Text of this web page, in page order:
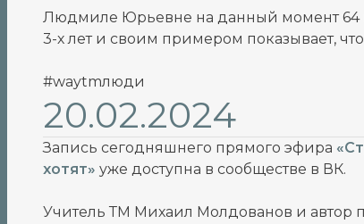
Людмиле Юрьевне на данный момент 64
3-х лет и своим примером показывает,
#waytmлюди
20.02.2024
Запись сегодняшнего прямого эфира
хотят» уже доступна в сообществе в ВК.
Учитель ТМ Михаил Молдованов и автор